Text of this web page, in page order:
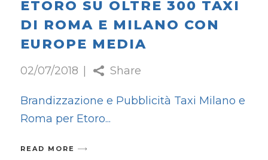
ETORO SU OLTRE 300 TAXI
DI ROMA E MILANO CON
EUROPE MEDIA
02/07/2018 Share
Brandizzazione e Pubblicità Taxi Milano e
Roma per Etoro
READ MORE